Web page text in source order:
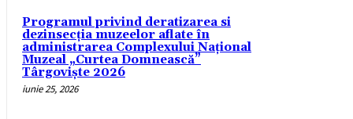
Programul privind deratizarea si
dezinsecția muzeelor aflate în
administrarea Complexului Național
Muzeal „Curtea Domnească”
Târgoviște 2026
iunie 25, 2026